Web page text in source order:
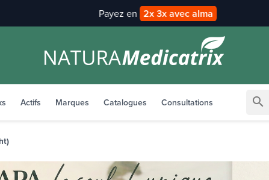
Payez en 2x 3x avec alma
Actifs Marques Catalogues Consultations search